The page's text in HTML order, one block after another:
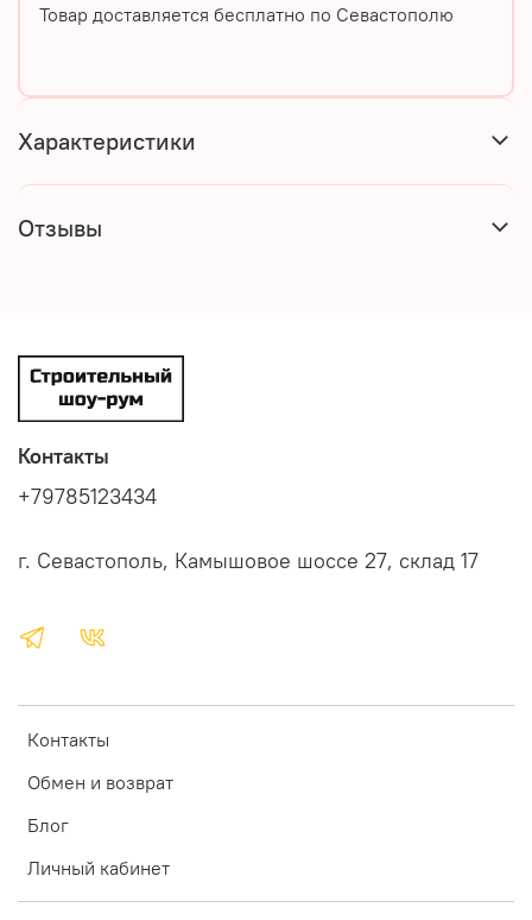
Товар доставляется бесплатно по Севастополю
Характеристики
Отзывы
Контакты
Обмен и возврат
Блог
Личный кабинет
Контакты
+79785123434
г. Севастополь, Камышовое шоссе 27, склад 17